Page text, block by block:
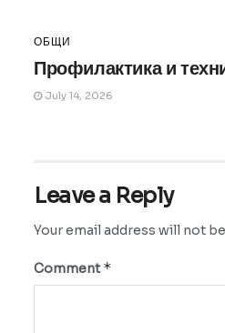
ОБЩИ
Профилактика и
July 14, 2026
Leave a Reply
Your email address will not
Comment*